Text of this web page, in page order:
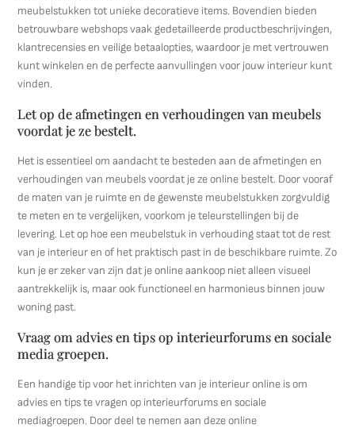
meubelstukken tot unieke decoratieve items. Bovendien bieden
betrouwbare webshops vaak gedetailleerde productbeschrijvingen,
klantrecensies en veilige betaalopties, waardoor je met vertrouwen
kunt winkelen en de perfecte aanvullingen voor jouw interieur kunt
vinden.
Let op de afmetingen en verhoudingen van meubels
voordat je ze bestelt.
Het is essentieel om aandacht te besteden aan de afmetingen en
verhoudingen van meubels voordat je ze online bestelt. Door vooraf
de maten van je ruimte en de gewenste meubelstukken zorgvuldig
te meten en te vergelijken, voorkom je teleurstellingen bij de
levering. Let op hoe een meubelstuk in verhouding staat tot de rest
van je interieur en of het praktisch past in de beschikbare ruimte. Zo
kun je er zeker van zijn dat je online aankoop niet alleen visueel
aantrekkelijk is, maar ook functioneel en harmonieus binnen jouw
woning past.
Vraag om advies en tips op interieurforums en sociale
media groepen.
Een handige tip voor het inrichten van je interieur online is om
advies en tips te vragen op interieurforums en sociale
mediagroepen. Door deel te nemen aan deze online